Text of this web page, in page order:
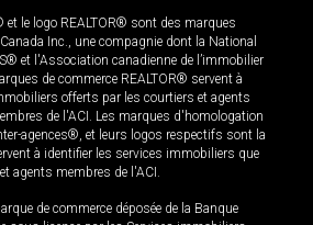
et le logo REALTOR® sont des marques
Inc., une compagnie dont la National
et l'Association canadienne de l’immobilier
de commerce REALTOR® servent à
offerts par les courtiers et agents
de l'ACI. Les marques d'homologation
agences®, et leurs logos respectifs sont la
à identifier les services immobiliers que
agents membres de l'ACI.
de commerce déposée de la Banque